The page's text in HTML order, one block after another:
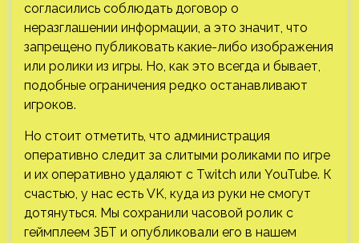
согласились соблюдать договор о
неразглашении информации, а это значит, что
запрещено публиковать какие-либо изображения
или ролики из игры. Но, как это всегда и бывает,
подобные ограничения редко останавливают
игроков.
Но стоит отметить, что администрация
оперативно следит за слитыми роликами по игре
и их оперативно удаляют с Twitch или YouTube. К
счастью, у нас есть VK, куда из руки не смогут
дотянуться. Мы сохранили часовой ролик с
геймплеем ЗБТ и опубликовали его в нашем